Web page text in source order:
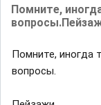
Помните,
Помните, иногда
вопросы.